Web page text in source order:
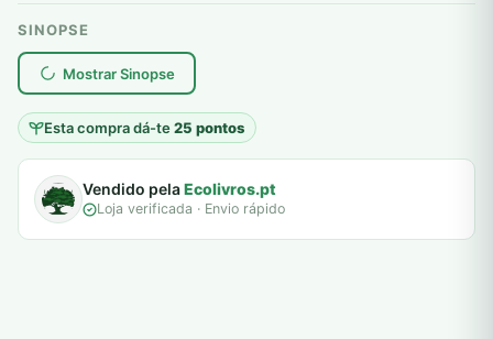
SINOPSE
Mostrar Sinopse
Esta compra dá-te25 pontos
plantar árvores reais
Vendido pelaEcolivros.pt
Loja verificada · Envio rápido